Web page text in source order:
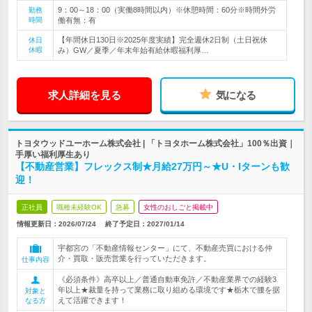
勤務
時間
9：00～18：00（実働8時間以内）※休憩時間：60分※時間外労
働有無：有
休日
休暇
【年間休日130日※2025年度実績】完全週休2日制（土日祝休
み）GW／夏季／年末年始有給休暇福利厚…
求人詳細を見る 気になる
トヨタウッドユーホーム株式会社 | 「トヨタホーム株式会社」100％出資｜
手厚い福利厚生あり
【不動産営業】フレックス制★月給27万円～★U・Iターンも歓
迎！
正社員 職種未経験OK 急募 女性のおしごと掲載中
情報更新日：2026/07/24 終了予定日： 2027/01/14
仕事内容
宇都宮の「不動産情報センター」にて、不動産売買における仲
介・買取・販売営業を行っていただきます。
対象と
なる方
《必須条件》高卒以上／普通自動車免許／不動産業界での経験3
年以上★裁量を持って業務に取り組める環境です★栃木で腰を据
えて活躍できます！